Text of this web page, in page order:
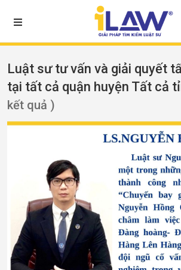
Luật sư tư vấn và giải quyết
tại tất cả quận huyện Tất cả
kết quả )